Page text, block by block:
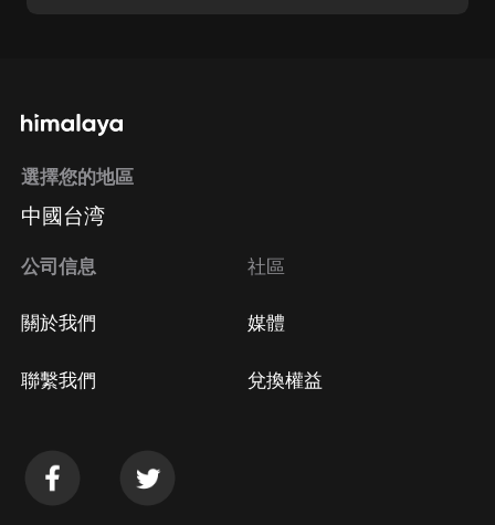
選擇您的地區
中國台湾
公司信息
關於我們
聯繫我們
社區
媒體
兌換權益